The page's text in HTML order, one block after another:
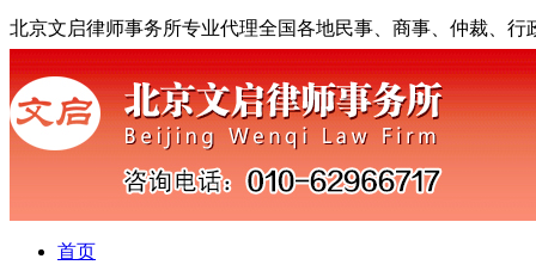
北京文启律师事务所专业代理全国各地民事、商事、仲裁、行
首页